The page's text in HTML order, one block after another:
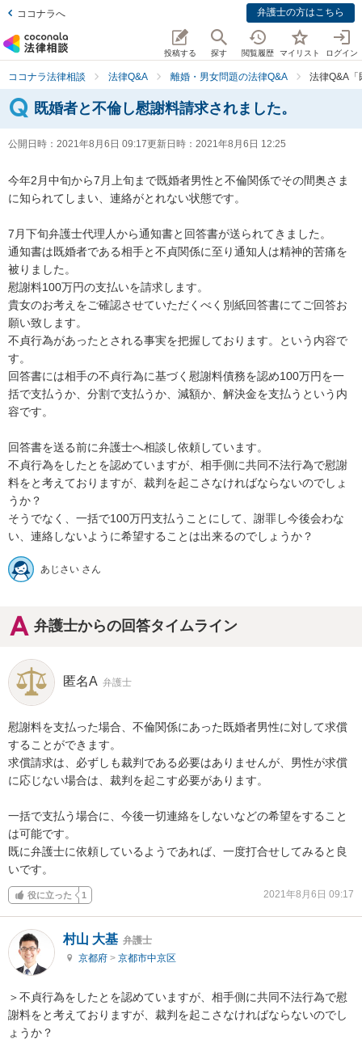
ココナラへ 弁護士の方はこちら
投稿する 探す 閲覧履歴 マイリスト ログイン
ココナラ法律相談 法律Q&A 離婚・男女問題の法律Q&A 法律Q&A「
既婚者と不倫し慰謝料請求されました。
公開日時： 2021年8月6日 09:17更新日時： 2021年8月6日 12:25
今年2月中旬から7月上旬まで既婚者男性と不倫関係でその間奥さま
に知られてしまい、連絡がとれない状態です。
7月下旬弁護士代理人から通知書と回答書が送られてきました。
通知書は既婚者である相手と不貞関係に至り通知人は精神的苦痛を
被りました。
慰謝料100万円の支払いを請求します。
貴女のお考えをご確認させていただくべく別紙回答書にてご回答お
願い致します。
不貞行為があったとされる事実を把握しております。という内容で
す。
回答書には相手の不貞行為に基づく慰謝料債務を認め100万円を一
括で支払うか、分割で支払うか、減額か、解決金を支払うという内
容です。
回答書を送る前に弁護士へ相談し依頼しています。
不貞行為をしたとを認めていますが、相手側に共同不法行為で慰謝
料をと考えておりますが、裁判を起こさなければならないのでしょ
うか？
そうでなく、一括で100万円支払うことにして、謝罪し今後会わな
い、連絡しないように希望することは出来るのでしょうか？
あじさい さん
弁護士からの回答タイムライン
匿名A 弁護士
慰謝料を支払った場合、不倫関係にあった既婚者男性に対して求償
することができます。
求償請求は、必ずしも裁判である必要はありませんが、男性が求償
に応じない場合は、裁判を起こす必要があります。
一括で支払う場合に、今後一切連絡をしないなどの希望をすること
は可能です。
既に弁護士に依頼しているようであれば、一度打合せしてみると良
いです。
役に立った 1 2021年8月6日 09:17
村山 大基 弁護士
京都府 > 京都市中京区
＞不貞行為をしたとを認めていますが、相手側に共同不法行為で慰
謝料をと考えておりますが、裁判を起こさなければならないのでし
ょうか？